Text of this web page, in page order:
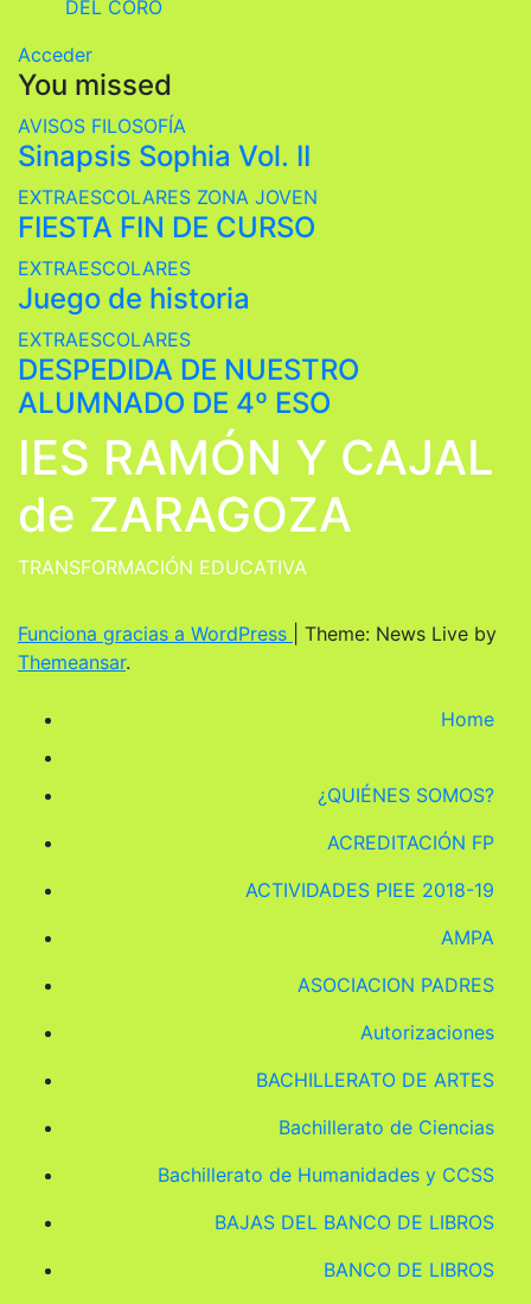
DEL CORO
Acceder
You missed
AVISOS FILOSOFÍA
Sinapsis Sophia Vol. II
EXTRAESCOLARES ZONA JOVEN
FIESTA FIN DE CURSO
EXTRAESCOLARES
Juego de historia
EXTRAESCOLARES
DESPEDIDA DE NUESTRO
ALUMNADO DE 4º ESO
IES RAMÓN Y CAJAL
de ZARAGOZA
TRANSFORMACIÓN EDUCATIVA
Funciona gracias a WordPress
Theme: News Live by
Themeansar.
Home
¿QUIÉNES SOMOS?
ACREDITACIÓN FP
ACTIVIDADES PIEE 2018-19
AMPA
ASOCIACION PADRES
Autorizaciones
BACHILLERATO DE ARTES
Bachillerato de Ciencias
Bachillerato de Humanidades y CCSS
BAJAS DEL BANCO DE LIBROS
BANCO DE LIBROS